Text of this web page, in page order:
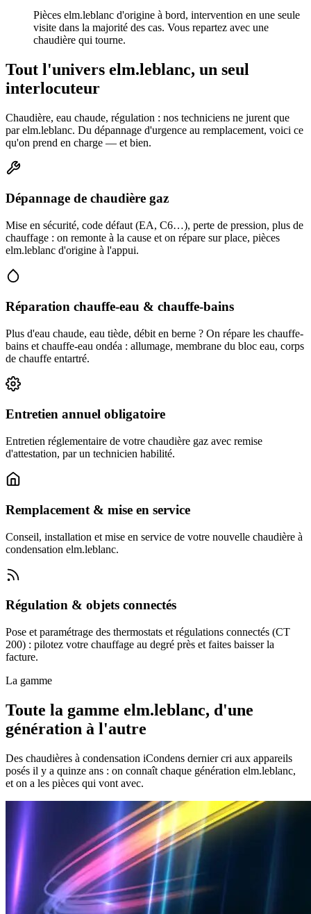
Pièces elm.leblanc d'origine à bord, intervention en une seule
visite dans la majorité des cas. Vous repartez avec une
chaudière qui tourne.
Tout l'univers elm.leblanc, un seul
interlocuteur
Chaudière, eau chaude, régulation : nos techniciens ne jurent que
par elm.leblanc. Du dépannage d'urgence au remplacement, voici ce
qu'on prend en charge — et bien.
Dépannage de chaudière gaz
Mise en sécurité, code défaut (EA, C6…), perte de pression, plus de
chauffage : on remonte à la cause et on répare sur place, pièces
elm.leblanc d'origine à l'appui.
Réparation chauffe-eau & chauffe-bains
Plus d'eau chaude, eau tiède, débit en berne ? On répare les chauffe-
bains et chauffe-eau ondéa : allumage, membrane du bloc eau, corps
de chauffe entartré.
Entretien annuel obligatoire
Entretien réglementaire de votre chaudière gaz avec remise
d'attestation, par un technicien habilité.
Remplacement & mise en service
Conseil, installation et mise en service de votre nouvelle chaudière à
condensation elm.leblanc.
Régulation & objets connectés
Pose et paramétrage des thermostats et régulations connectés (CT
200) : pilotez votre chauffage au degré près et faites baisser la
facture.
La gamme
Toute la gamme elm.leblanc, d'une
génération à l'autre
Des chaudières à condensation iCondens dernier cri aux appareils
posés il y a quinze ans : on connaît chaque génération elm.leblanc,
et on a les pièces qui vont avec.